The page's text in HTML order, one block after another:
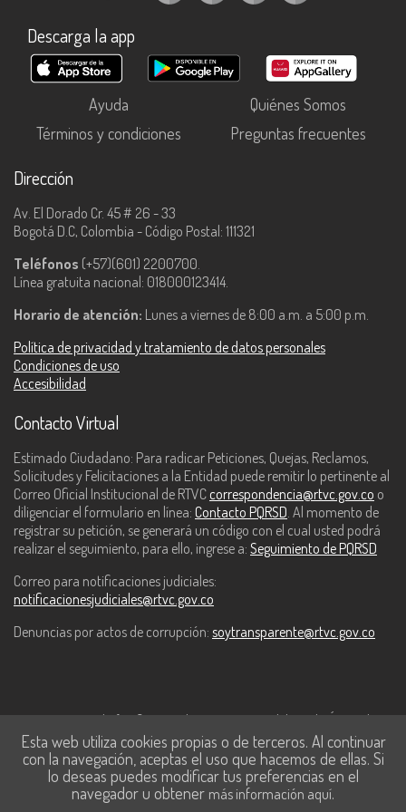
Descarga la app
Ayuda
Quiénes Somos
Términos y condiciones
Preguntas frecuentes
Dirección
Av. El Dorado Cr. 45 # 26 - 33
Bogotá D.C, Colombia - Código Postal: 111321
Teléfonos (+57)(601) 2200700.
Línea gratuita nacional: 018000123414.
Horario de atención: Lunes a viernes de 8:00 a.m. a 5:00 p.m.
Política de privacidad y tratamiento de datos personales
Condiciones de uso
Accesibilidad
Contacto Virtual
Estimado Ciudadano: Para radicar Peticiones, Quejas, Reclamos,
Solicitudes y Felicitaciones a la Entidad puede remitir lo pertinente al
Correo Oficial Institucional de RTVC correspondencia@rtvc.gov.co o
diligenciar el formulario en línea: Contacto PQRSD. Al momento de
registrar su petición, se generará un código con el cual usted podrá
realizar el seguimiento, para ello, ingrese a: Seguimiento de PQRSD
Correo para notificaciones judiciales:
notificacionesjudiciales@rtvc.gov.co
Denuncias por actos de corrupción: soytransparente@rtvc.gov.co
Este contenido fue financiado con recursos del Fondo Único de
Tecnologías de la Información y las Comunicaciones de MinTic.
Esta web utiliza cookies propias o de terceros. Al continuar
con la navegación, aceptas el uso que hacemos de ellas. Si
lo deseas puedes modificar tus preferencias en el
navegador u obtener más información aquí.